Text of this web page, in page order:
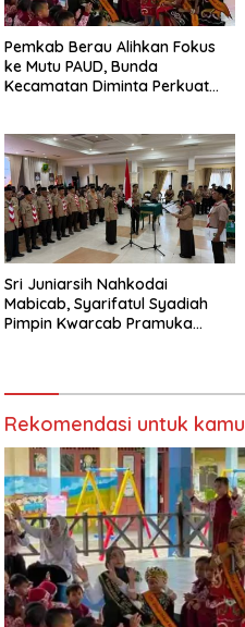
Pemkab Berau Alihkan Fokus
ke Mutu PAUD, Bunda
Kecamatan Diminta Perkuat
Sri Juniarsih Nahkodai
Mabicab, Syarifatul Syadiah
Pimpin Kwarcab Pramuka
Rekomendasi untuk kamu